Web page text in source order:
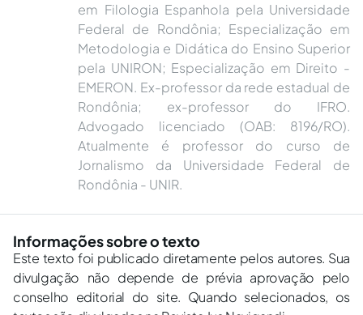
em Filologia Espanhola pela Universidade
Federal de Rondônia; Especialização em
Metodologia e Didática do Ensino Superior
pela UNIRON; Especialização em Direito -
EMERON. Ex-professor da rede estadual de
Rondônia; ex-professor do IFRO.
Advogado licenciado (OAB: 8196/RO).
Atualmente é professor do curso de
Jornalismo da Universidade Federal de
Rondônia - UNIR.
Informações sobre o texto
Este texto foi publicado diretamente pelos autores. Sua
divulgação não depende de prévia aprovação pelo
conselho editorial do site. Quando selecionados, os